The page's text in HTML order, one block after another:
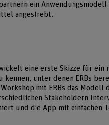
ein
angestrebt.
eine erste Skizze für ein
kennen, unter denen ERBs
mit ERBs das
Stakeholdern
und die App mit einfachen